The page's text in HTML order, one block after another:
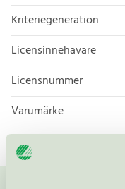
Kriteriegeneration
Licensinnehavare
Licensnummer
Varumärke